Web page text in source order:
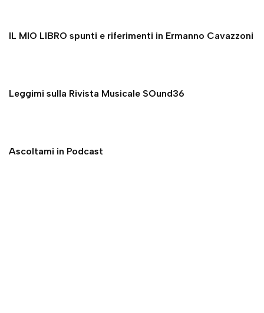
IL MIO LIBRO spunti e riferimenti in Ermanno Cavazzoni
Leggimi sulla Rivista Musicale SOund36
Ascoltami in Podcast